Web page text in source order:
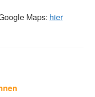
Maps: hier